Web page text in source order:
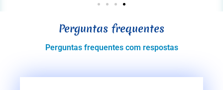
Perguntas frequentes
Perguntas frequentes com respostas